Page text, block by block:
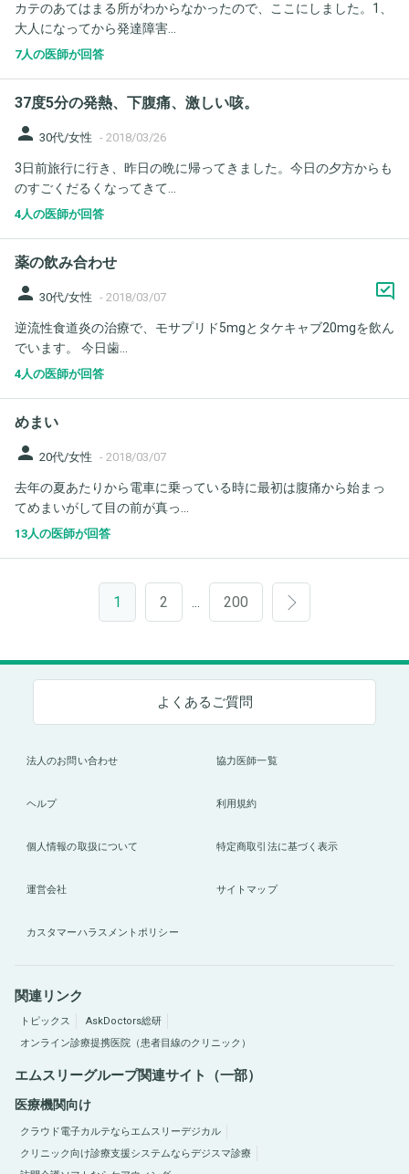
カテのあてはまる所がわからなかったので、ここにしました。1、
大人になってから発達障害...
7人の医師が回答
37度5分の発熱、下腹痛、激しい咳。
person 30代/女性 - 2018/03/26
3日前旅行に行き、昨日の晩に帰ってきました。今日の夕方からも
のすごくだるくなってきて...
4人の医師が回答
薬の飲み合わせ
person 30代/女性 - 2018/03/07
逆流性食道炎の治療で、モサプリド5mgとタケキャブ20mgを飲ん
でいます。 今日歯...
4人の医師が回答
めまい
person 20代/女性 - 2018/03/07
去年の夏あたりから電車に乗っている時に最初は腹痛から始まっ
てめまいがして目の前が真っ...
13人の医師が回答
1 2 200
よくあるご質問
法人のお問い合わせ 協力医師一覧
ヘルプ 利用規約
個人情報の取扱について 特定商取引法に基づく表示
運営会社 サイトマップ
カスタマーハラスメントポリシー
関連リンク
トピックス
AskDoctors総研
オンライン診療提携医院（患者目線のクリニック）
エムスリーグループ関連サイト（一部）
医療機関向け
クラウド電子カルテならエムスリーデジカル
クリニック向け診療支援システムならデジスマ診療